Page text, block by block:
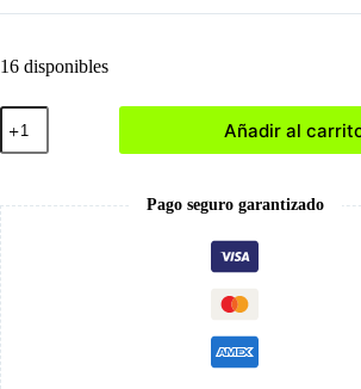
16 disponibles
#2
Pincel
Gel
cantidad
Añadir al
Pago seguro garantizado